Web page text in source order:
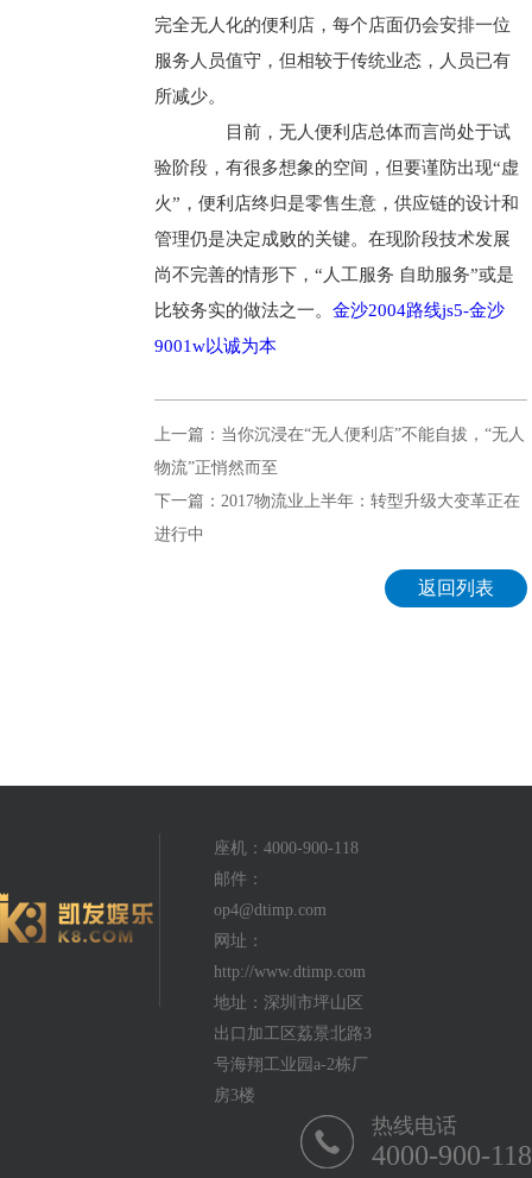
完全无人化的便利店，每个店面仍会安排一位
服务人员值守，但相较于传统业态，人员已有
所减少。
目前，无人便利店总体而言尚处于试
验阶段，有很多想象的空间，但要谨防出现“虚
火”，便利店终归是零售生意，供应链的设计和
管理仍是决定成败的关键。在现阶段技术发展
尚不完善的情形下，“人工服务 自助服务”或是
比较务实的做法之一。 金沙2004路线js5-金沙
9001w以诚为本
上一篇：当你沉浸在“无人便利店”不能自拔，“无人
物流”正悄然而至
下一篇：2017物流业上半年：转型升级大变革正在
进行中
返回列表
座机：4000-900-118
邮件：
op4@dtimp.com
网址：
http://www.dtimp.com
地址：深圳市坪山区
出口加工区荔景北路3
号海翔工业园a-2栋厂
房3楼
热线电话
4000-900-118